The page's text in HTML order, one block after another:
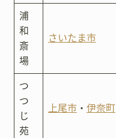
浦
和
斎
場
さいたま市
つ
つ
じ
苑
上尾市・ 伊奈町